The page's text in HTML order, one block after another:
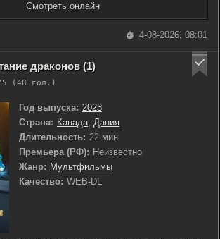
Смотреть онлайн
4-08-2026, 08:01
драконов (1)
5 (48 гол.)
Год выпуска: 2023
Страна: Канада, Дания
Длительность: 22 мин
Премьера (РФ): Неизвестно
Жанр: Мультфильмы
Качество: WEB-DL